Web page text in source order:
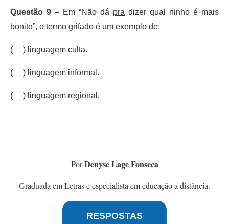
Questão 9 – Em “Não dá pra dizer qual ninho é mais
bonito”, o termo grifado é um exemplo de:
( ) linguagem culta.
( ) linguagem informal.
( ) linguagem regional.
PorDenyse Lage Fonseca
Graduada em Letras e especialista em educação a distância.
RESPOSTAS